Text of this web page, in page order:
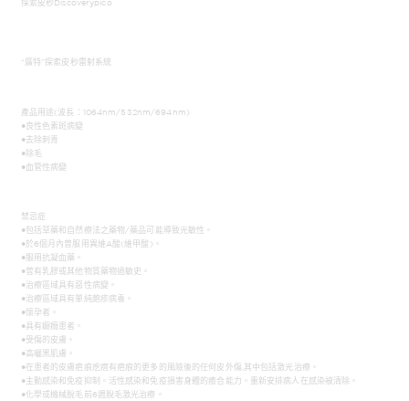
探索皮秒Discoverypico
“廣特”探索皮秒雷射系統
產品用途(波長：1064nm/532nm/694nm)
●良性色素斑病變
●去除刺青
●除毛
●血管性病變
禁忌症
●包括草藥和自然療法之藥物/藥品可能導致光敏性。
●於6個月內曾服用異維A酸(維甲酸)。
●服用抗凝血藥。
●曾有乳膠或其他物質藥物過敏史。
●治療區域具有惡性病變。
●治療區域具有單純皰疹病毒。
●懷孕者。
●具有癲癇患者。
●受傷的皮膚。
●高曬黑肌膚。
●在患者的皮膚疤痕疙瘩有疤痕的更多的風險後的任何皮外傷,其中包括激光治療。
●主動感染和免疫抑制。活性感染和免疫損害身體的癒合能力。重新安排病人在感染被清除。
●化學或機械脫毛前6週脫毛激光治療。